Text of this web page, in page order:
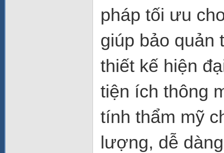
pháp tối ưu
giúp bảo quản
thiết kế hiện
tiện ích thông
tính thẩm mỹ
lượng, dễ